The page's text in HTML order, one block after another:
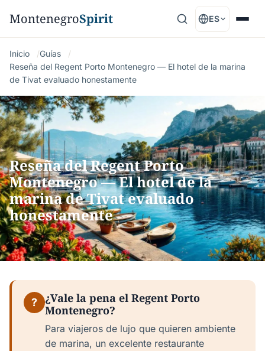
MontenegroSpirit ES
Inicio
Guías
Reseña del Regent Porto Montenegro — El hotel de la marina
de Tivat evaluado honestamente
Reseña del Regent Porto
Montenegro — El hotel de la
marina de Tivat evaluado
honestamente
?
¿Vale la pena el Regent Porto
Montenegro?
Para viajeros de lujo que quieren ambiente
de marina, un excelente restaurante